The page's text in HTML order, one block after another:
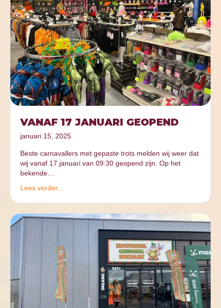
VANAF 17 JANUARI GEOPEND
januari 15, 2025
Beste carnavallers met gepaste trots melden wij weer dat
wij vanaf 17 januari van 09:30 geopend zijn. Op het
bekende…
Lees verder...